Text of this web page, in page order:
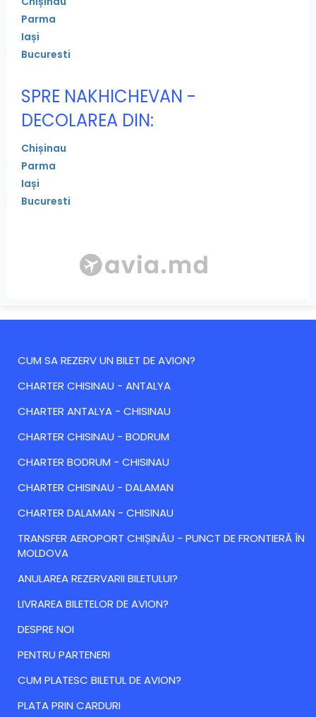
Parma
Iași
Bucuresti
SPRE NAKHICHEVAN -
DECOLAREA DIN:
Chișinau
Parma
Iași
Bucuresti
CUM SA REZERV UN BILET DE AVION?
CHARTER CHISINAU - ANTALYA
CHARTER ANTALYA - CHISINAU
CHARTER CHISINAU - BODRUM
CHARTER BODRUM - CHISINAU
CHARTER CHISINAU - DALAMAN
CHARTER DALAMAN - CHISINAU
TRANSFER AEROPORT CHIȘINĂU - PUNCT DE FRONTIERĂ ÎN
MOLDOVA
ANULAREA REZERVARII BILETULUI?
LIVRAREA BILETELOR DE AVION?
DESPRE NOI
PENTRU PARTENERI
CUM PLATESC BILETUL DE AVION?
PLATA PRIN CARDURI